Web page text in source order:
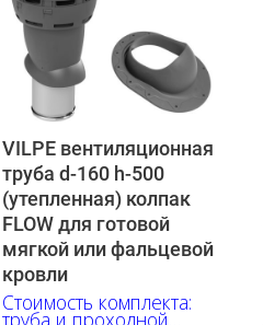
VILPE вентиляционная
труба d-160 h-500
(утепленная) колпак
FLOW для готовой
мягкой или фальцевой
кровли
Стоимость комплекта:
труба и проходной